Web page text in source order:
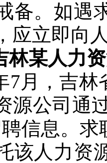
备。如遇
应立即向
林某人力
7月，吉
源公司通
信息。求
该人力资